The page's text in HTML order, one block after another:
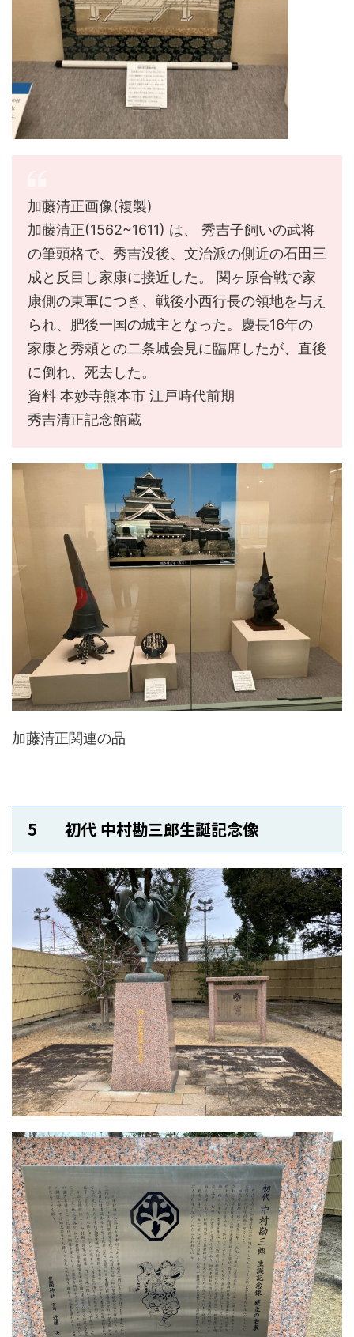
加藤清正画像(複製)
加藤清正(1562~1611) は、 秀吉子飼いの武将
の筆頭格で、秀吉没後、文治派の側近の石田三
成と反目し家康に接近した。 関ヶ原合戦で家
康側の東軍につき、戦後小西行長の領地を与え
られ、肥後一国の城主となった。慶長16年の
家康と秀頼との二条城会見に臨席したが、直後
に倒れ、死去した。
資料 本妙寺熊本市 江戸時代前期
秀吉清正記念館蔵
加藤清正関連の品
5 初代 中村勘三郎生誕記念像